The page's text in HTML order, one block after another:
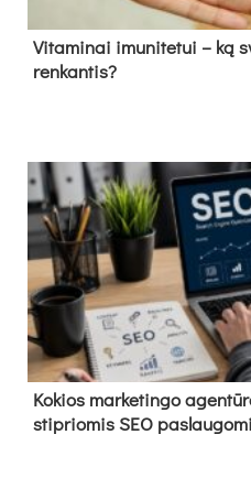
Vitaminai imunitetui – ką
renkantis?
Kokios marketingo
stipriomis SEO